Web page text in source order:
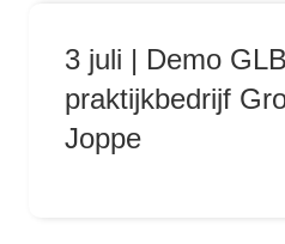
3 juli | Demo GLB
praktijkbedrijf
Joppe